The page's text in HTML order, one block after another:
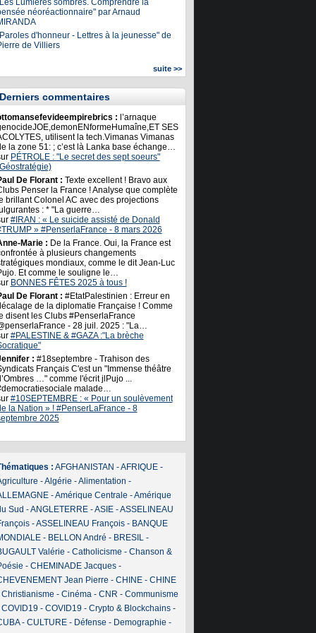
Lumières sombres. Comprendre la
néoréactionnaire" par Arnaud
d'honneur - Lettres à la jeunesse" de
de Villiers
suite >>
Derniers commentaires
: l’arnaque
SES
utilisent la tech.Vimanas Vimanas
la zone 51: ; c’est là Lanka base échange…
PÉTROLE : "Le secret des sept soeurs"
De Florant : Texte excellent ! Bravo aux
Penser la France ! Analyse que complète
brillant Colonel AC avec des projections
: * "La guerre…
#IRAN : « Le suicide assisté de Donald
» #PenserlaFrance - 8 mars 2026
Marie : De la France. Oui, la France est
à plusieurs changements
mondiaux, comme le dit Jean-Luc
Et comme le souligne le…
BONNES FÊTES 2025 à tous !
De Florant : #EtatPalestinien : Erreur en
de la diplomatie Française ! Comme
disent les Clubs #PenserlaFrance
- 28 juil. 2025 : "La…
#PALESTINE & #GAZA :"La brèche
: #18septembre - Trahison des
Français C'est un "Immense théâtre
…" comme l'écrit jlPujo ...
malade…
#10SEPTEMBRE : « Pour un soulèvement
la Nation » ! #PenserLaFrance - 8
2025
: AFGHANISTAN -AFRIQUE-
-Algérie -Alimentation -
-Amérique Centrale -Amérique
Sud -ANGLETERRE-ASIE-ASSELINEAU
-ASSELINEAU François- BANQUE
- BELLON André - BRESIL-
Valérie - Catholicisme - Chanson &
- CHEMINADE Jacques-
Jean Pierre - CHINE- CHINE
Christianisme - Cinéma- CNR - Communisme
COVID19 - COVID19 - Crypto & Blockchains-
- CULTURE- Défense - Demographie -